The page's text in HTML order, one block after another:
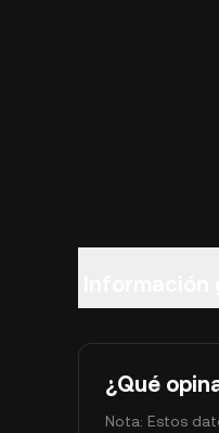
¿Qué
Nota: Estos